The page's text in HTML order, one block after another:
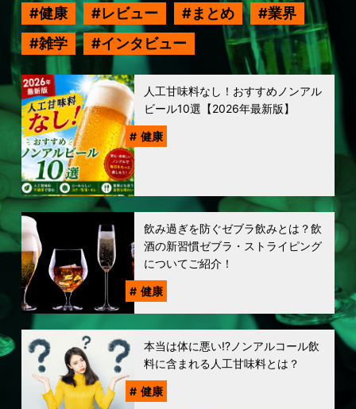
健康 レビュー まとめ
業界
雑学
インタビュー
人工甘味料なし！おすすめノンアル
ビール10選【2026年最新版】
健康
飲み過ぎを防ぐゼブラ飲みとは？飲
酒の新習慣ゼブラ・ストライピング
についてご紹介！
健康
本当は体に悪い!?ノンアルコール飲
料に含まれる人工甘味料とは？
健康